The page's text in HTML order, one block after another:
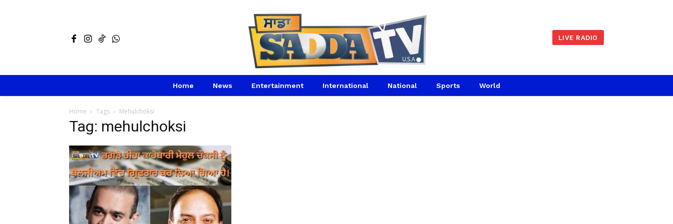
LIVE RADIO
Home News Entertainment International National Sports World
Home Tags Mehulchoksi
Tag: mehulchoksi